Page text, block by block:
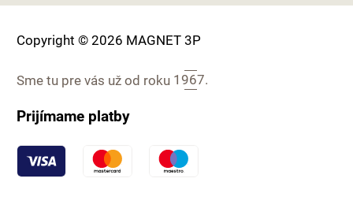
Copyright © 2026 MAGNET 3P
Sme tu pre vás už od roku 1967.
Prijímame platby